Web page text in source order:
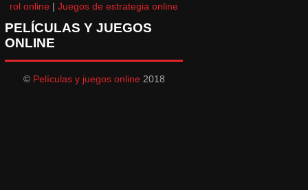
rol online |Juegos de estrategia online
PELÍCULAS Y JUEGOS
ONLINE
© Películas y juegos online2018